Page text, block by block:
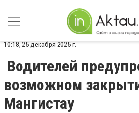
10:18, 25 декабря 2025 г.
Водителей
возможном
Мангистау